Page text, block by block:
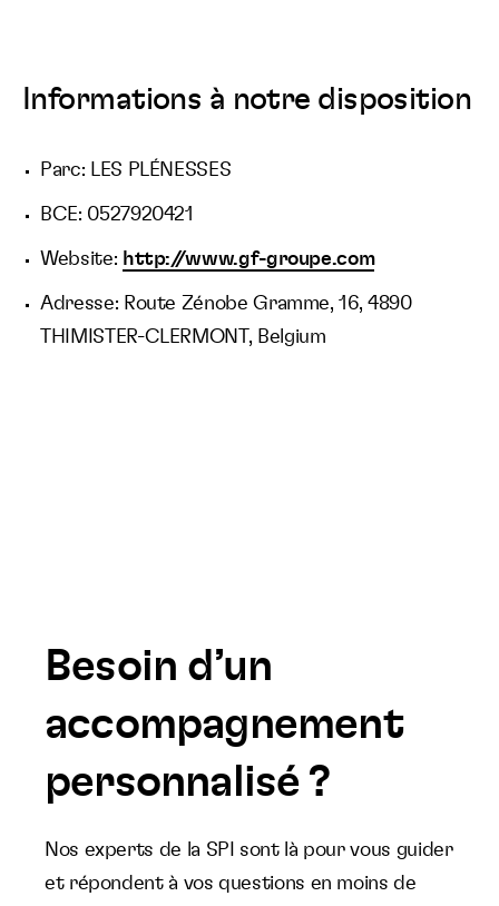
Informations à notre disposition
Parc: LES PLÉNESSES
BCE: 0527920421
Website: http://www.gf-groupe.com
Adresse: Route Zénobe Gramme, 16, 4890
THIMISTER-CLERMONT, Belgium
Besoin d’un
accompagnement
personnalisé ?
Nos experts de la SPI sont là pour vous guider
et répondent à vos questions en moins de